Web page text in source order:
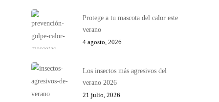
Protege a tu mascota del calor este
verano
4 agosto, 2026
Los insectos más agresivos del
verano 2026
21 julio, 2026